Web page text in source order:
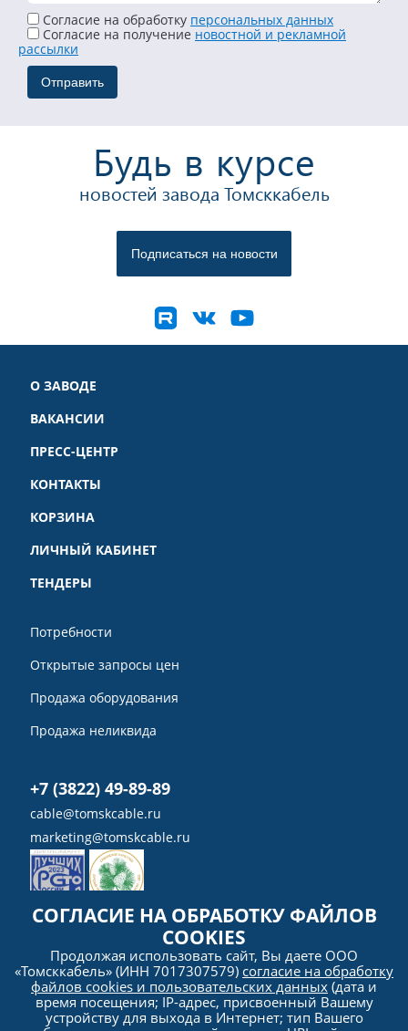
Согласие на обработку персональных данных
Cогласие на получение новостной и рекламной
рассылки
Будь в курсе
новостей завода Томсккабель
О ЗАВОДЕ
ВАКАНСИИ
ПРЕСС-ЦЕНТР
КОНТАКТЫ
КОРЗИНА
ЛИЧНЫЙ КАБИНЕТ
ТЕНДЕРЫ
Потребности
Открытые запросы цен
Продажа оборудования
Продажа неликвида
+7 (3822) 49-89-89
cable@tomskcable.ru
marketing@tomskcable.ru
Ru Eng
СОГЛАСИЕ НА ОБРАБОТКУ ФАЙЛОВ
COOKIES
Продолжая использовать сайт, Вы даете ООО
«Томсккабель» (ИНН 7017307579) согласие на обработку
файлов cookies и пользовательских данных (дата и
время посещения; IP-адрес, присвоенный Вашему
устройству для выхода в Интернет; тип Вашего